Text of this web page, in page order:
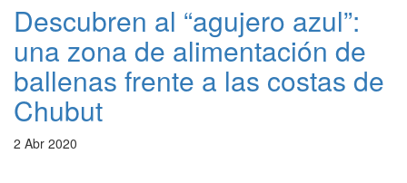
Descubren al “agujero azul”:
una zona de alimentación de
ballenas frente a las costas de
Chubut
2 Abr 2020